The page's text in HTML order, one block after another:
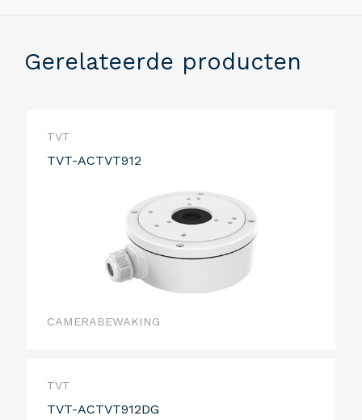
Gerelateerde producten
TVT
TVT-ACTVT912
CAMERABEWAKING
TVT
TVT-ACTVT912DG